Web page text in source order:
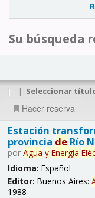
Su búsqueda
| | Seleccionar
Hacer reserva
Estación
provincia deRío
por Agua y Energía
Idioma: Español
Editor: Buenos Aires:
1988